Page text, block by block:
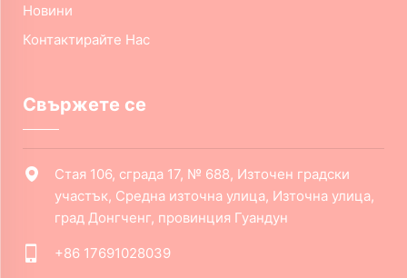
Новини
Контактирайте Нас
Свържете се
Стая 106, сграда 17, № 688, Източен градски
участък, Средна източна улица, Източна улица,
град Донгченг, провинция Гуандун
+86 17691028039